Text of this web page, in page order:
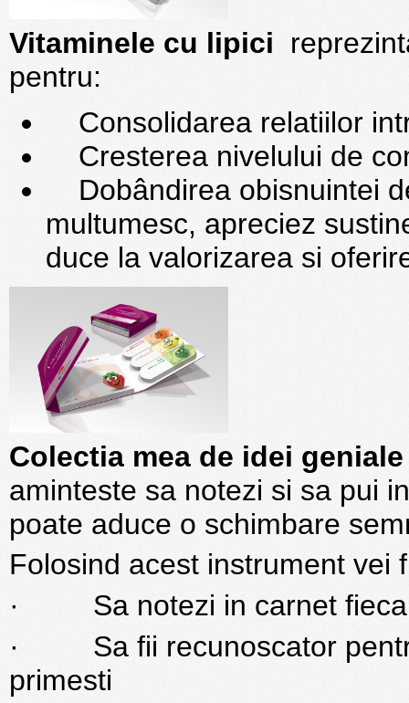
Vitaminele cu lipici
pentru:
Consolidarea relatiilor
Cresterea nivelului de
Dobândirea obisnuintei
multumesc, apreciez
duce la valorizarea si
Colectia mea de idei
aminteste sa notezi si sa pui
poate aduce o schimbare
Folosind acest instrument vei
· Sa notezi in carnet
· Sa fii recunoscator
primesti